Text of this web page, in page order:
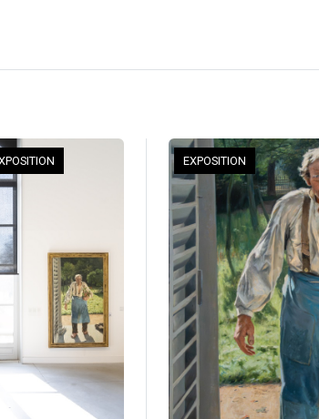
EXPOSITION